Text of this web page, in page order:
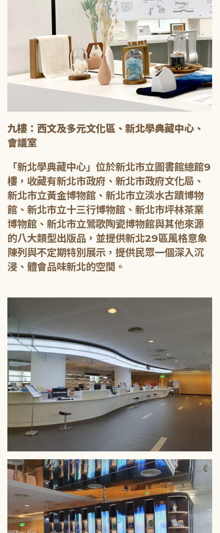
九樓：西文及多元文化區、新北學典藏中心、
會議室
「新北學典藏中心」位於新北市立圖書館總館9
樓，收藏有新北市政府、新北市政府文化局、
新北市立黃金博物館、新北市立淡水古蹟博物
館、新北市立十三行博物館、新北市坪林茶業
博物館、新北市立鶯歌陶瓷博物館與其他來源
的八大類型出版品，並提供新北29區風格意象
陳列與不定期特別展示，提供民眾一個深入沉
浸、體會品味新北的空間。